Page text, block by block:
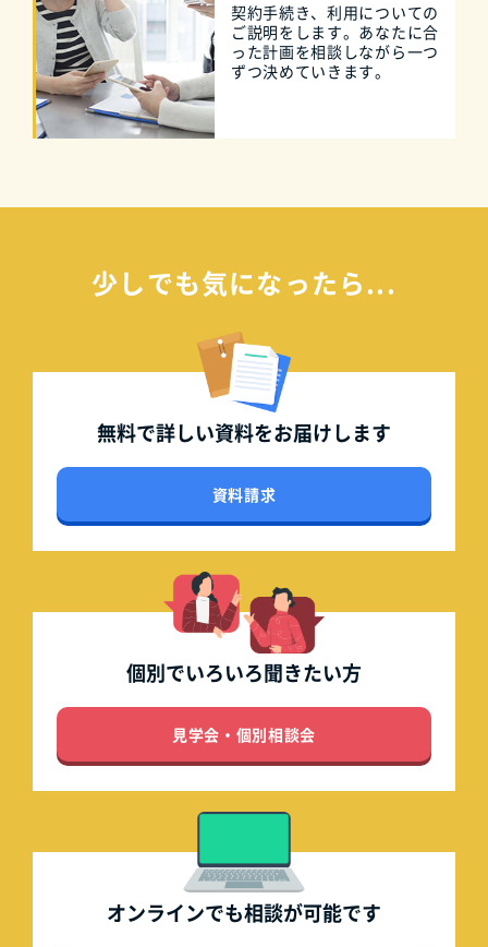
契約手続き、利用についての
ご説明をします。あなたに合
った計画を相談しながら一つ
ずつ決めていきます。
少しでも気になったら...
無料で詳しい資料をお届けします
資料請求
個別でいろいろ聞きたい方
見学会・個別相談会
オンラインでも相談が可能です